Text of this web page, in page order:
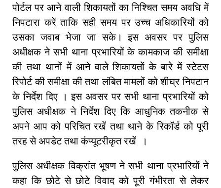
पोर्टल पर आने वाली शिकायतों का निश्चित समय अवधि में
निपटारा करें ताकि सही समय पर उच्च अधिकारियों को
उसका जवाब भेजा जा सके। इस अवसर पर पुलिस
अधीक्षक ने सभी थाना प्रभारियों के कामकाज की समीक्षा
की तथा थानों में आने वाले शिकायतों के बारे में स्टेटस
रिपोर्ट की समीक्षा की तथा लंबित मामलों को शीघ्र निपटान
के निर्देश दिए । इस अवसर पर सभी थाना प्रभारियों को
पुलिस अधीक्षक ने निर्देश दिए कि आधुनिक तकनीक से
अपने आप को परिचित रखें तथा थाने के रिकॉर्ड को पूरी
तरह से अपडेट तथा कंप्यूटरीकृत रखें ।
पुलिस अधीक्षक विक्रांत भूषण ने सभी थाना प्रभारियों ने
कहा कि छोटे से छोटे विवाद को पूरी गंभीरता से लेकर